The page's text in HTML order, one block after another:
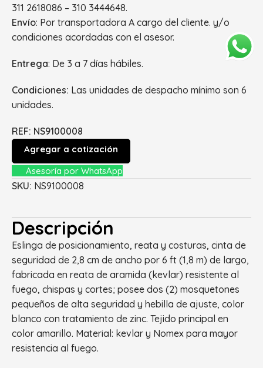
311 2618086 – 310 3444648.
Envío: Por transportadora A cargo del cliente. y/o
condiciones acordadas con el asesor.
Entrega: De 3 a 7 días hábiles.
Condiciones: Las unidades de despacho mínimo son 6
unidades.
REF: NS9100008
Agregar a cotización
Asesoría por WhatsApp
SKU: NS9100008
Descripción
Eslinga de posicionamiento, reata y costuras, cinta de
seguridad de 2,8 cm de ancho por 6 ft (1,8 m) de largo,
fabricada en reata de aramida (kevlar) resistente al
fuego, chispas y cortes; posee dos (2) mosquetones
pequeños de alta seguridad y hebilla de ajuste, color
blanco con tratamiento de zinc. Tejido principal en
color amarillo. Material: kevlar y Nomex para mayor
resistencia al fuego.